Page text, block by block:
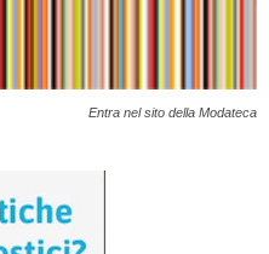
Entra nel sito della Modateca